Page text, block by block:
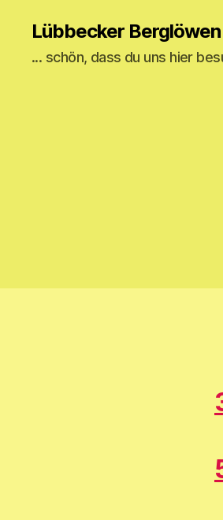
Lübbecker Berglöwen
... schön, dass du uns hier